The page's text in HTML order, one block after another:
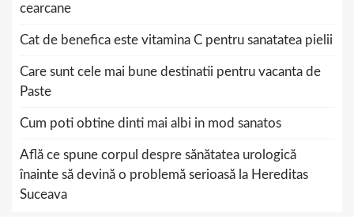
cearcane
Cat de benefica este vitamina C pentru sanatatea pielii
Care sunt cele mai bune destinatii pentru vacanta de
Paste
Cum poti obtine dinti mai albi in mod sanatos
Află ce spune corpul despre sănătatea urologică
înainte să devină o problemă serioasă la Hereditas
Suceava